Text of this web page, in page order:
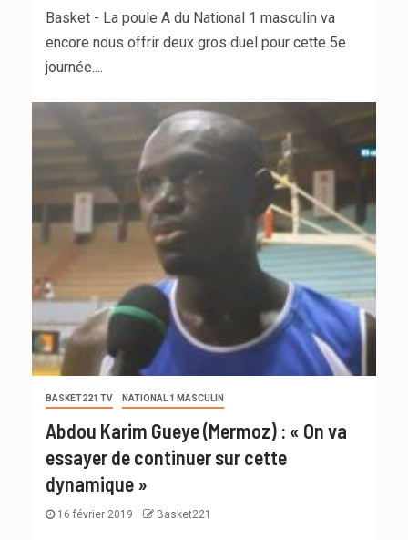
Basket - La poule A du National 1 masculin va
encore nous offrir deux gros duel pour cette 5e
journée....
BASKET221 TV NATIONAL 1 MASCULIN
Abdou Karim Gueye (Mermoz) : « On va
essayer de continuer sur cette
dynamique »
16 février 2019 Basket221